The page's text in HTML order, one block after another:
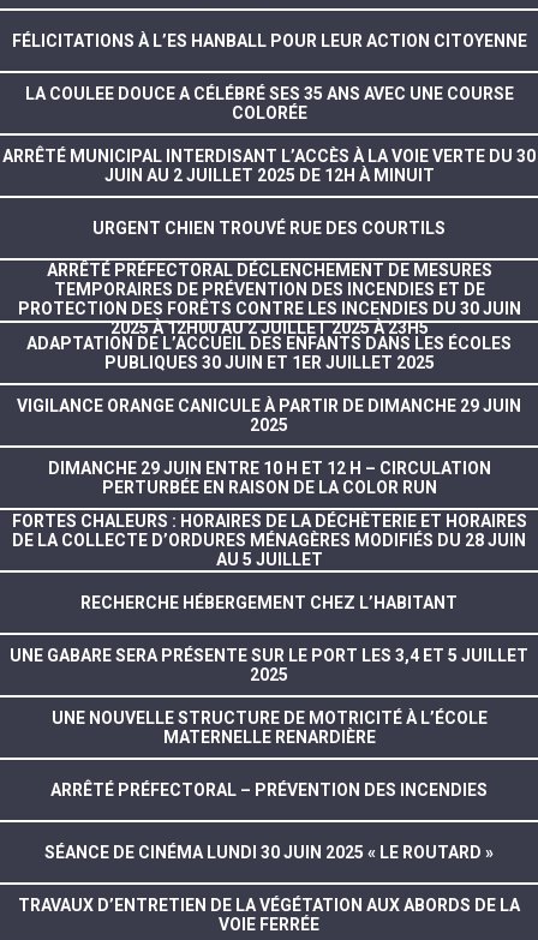
FÉLICITATIONS À L’ES HANBALL POUR LEUR ACTION CITOYENNE
LA COULEE DOUCE A CÉLÉBRÉ SES 35 ANS AVEC UNE COURSE
COLORÉE
ARRÊTÉ MUNICIPAL INTERDISANT L’ACCÈS À LA VOIE VERTE DU 30
JUIN AU 2 JUILLET 2025 DE 12H À MINUIT
URGENT CHIEN TROUVÉ RUE DES COURTILS
ARRÊTÉ PRÉFECTORAL DÉCLENCHEMENT DE MESURES
TEMPORAIRES DE PRÉVENTION DES INCENDIES ET DE
PROTECTION DES FORÊTS CONTRE LES INCENDIES DU 30 JUIN
2025 À 12H00 AU 2 JUILLET 2025 À 23H5
ADAPTATION DE L’ACCUEIL DES ENFANTS DANS LES ÉCOLES
PUBLIQUES 30 JUIN ET 1ER JUILLET 2025
VIGILANCE ORANGE CANICULE À PARTIR DE DIMANCHE 29 JUIN
2025
DIMANCHE 29 JUIN ENTRE 10 H ET 12 H – CIRCULATION
PERTURBÉE EN RAISON DE LA COLOR RUN
FORTES CHALEURS : HORAIRES DE LA DÉCHÈTERIE ET HORAIRES
DE LA COLLECTE D’ORDURES MÉNAGÈRES MODIFIÉS DU 28 JUIN
AU 5 JUILLET
RECHERCHE HÉBERGEMENT CHEZ L’HABITANT
UNE GABARE SERA PRÉSENTE SUR LE PORT LES 3,4 ET 5 JUILLET
2025
UNE NOUVELLE STRUCTURE DE MOTRICITÉ À L’ÉCOLE
MATERNELLE RENARDIÈRE
ARRÊTÉ PRÉFECTORAL – PRÉVENTION DES INCENDIES
SÉANCE DE CINÉMA LUNDI 30 JUIN 2025 « LE ROUTARD »
TRAVAUX D’ENTRETIEN DE LA VÉGÉTATION AUX ABORDS DE LA
VOIE FERRÉE